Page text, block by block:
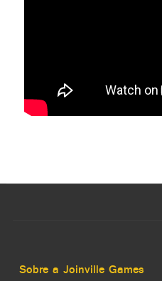
Sobre a Joinville Games